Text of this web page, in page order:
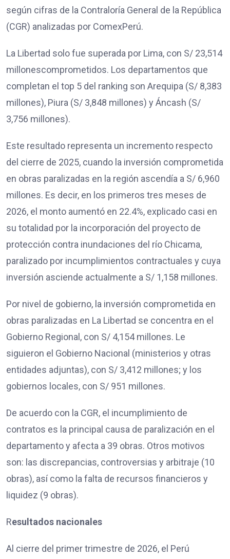
según cifras de la Contraloría General de la República
(CGR) analizadas por ComexPerú.
La Libertad solo fue superada por Lima, con S/ 23,514
millonescomprometidos. Los departamentos que
completan el top 5 del ranking son Arequipa (S/ 8,383
millones), Piura (S/ 3,848 millones) y Áncash (S/
3,756 millones).
Este resultado representa un incremento respecto
del cierre de 2025, cuando la inversión comprometida
en obras paralizadas en la región ascendía a S/ 6,960
millones. Es decir, en los primeros tres meses de
2026, el monto aumentó en 22.4%, explicado casi en
su totalidad por la incorporación del proyecto de
protección contra inundaciones del río Chicama,
paralizado por incumplimientos contractuales y cuya
inversión asciende actualmente a S/ 1,158 millones.
Por nivel de gobierno, la inversión comprometida en
obras paralizadas en La Libertad se concentra en el
Gobierno Regional, con S/ 4,154 millones. Le
siguieron el Gobierno Nacional (ministerios y otras
entidades adjuntas), con S/ 3,412 millones; y los
gobiernos locales, con S/ 951 millones.
De acuerdo con la CGR, el incumplimiento de
contratos es la principal causa de paralización en el
departamento y afecta a 39 obras. Otros motivos
son: las discrepancias, controversias y arbitraje (10
obras), así como la falta de recursos financieros y
liquidez (9 obras).
Resultados nacionales
Al cierre del primer trimestre de 2026, el Perú